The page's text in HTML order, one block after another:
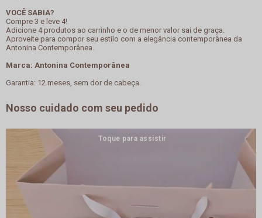
VOCÊ SABIA?
Compre 3 e leve 4!
Adicione 4 produtos ao carrinho e o de menor valor sai de graça.
Aproveite para compor seu estilo com a elegância contemporânea da
Antonina Contemporânea.
Marca: Antonina Contemporânea
Garantia: 12 meses, sem dor de cabeça.
Nosso cuidado com seu pedido